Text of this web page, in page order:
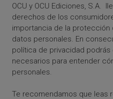
OCU y OCU Ediciones, S.A.
derechos de los
importancia de la protección
datos personales. En
política de privacidad
necesarios para entender
personales.
Te recomendamos que leas